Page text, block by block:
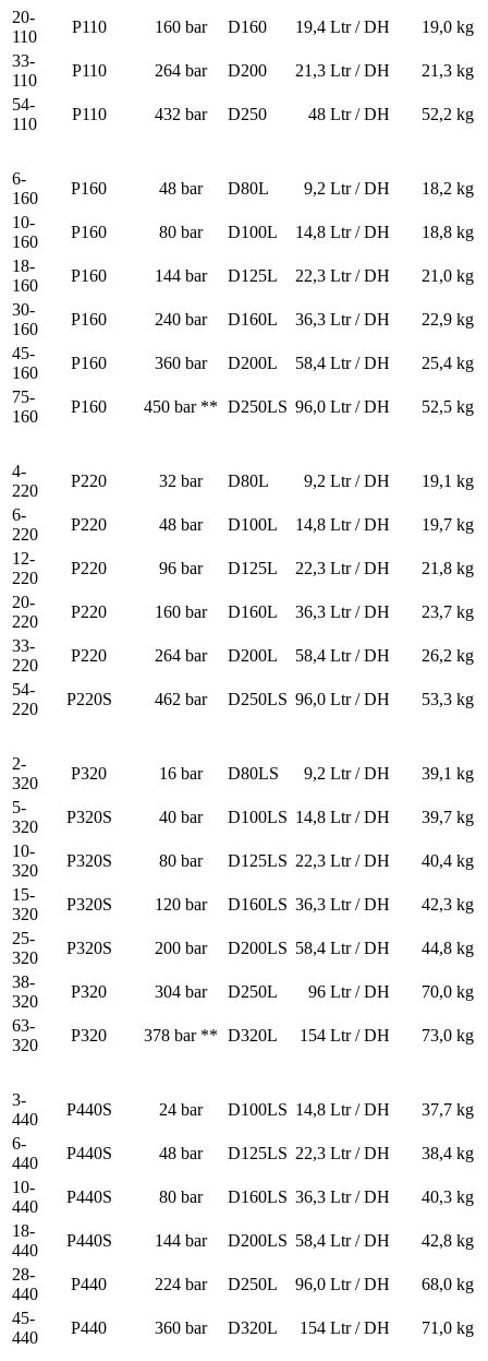
20-
110
P110 160 bar D160 19,4 Ltr / DH
19,0 kg
33-
110
P110 264 bar D200 21,3 Ltr / DH
21,3 kg
54-
110
P110 432 bar D250 48 Ltr / DH 52,2 kg
6-
160
P160 48 bar D80L 9,2 Ltr / DH
18,2 kg
10-
160
P160 80 bar D100L 14,8 Ltr / DH
18,8 kg
18-
160
P160 144 bar D125L 22,3 Ltr / DH
21,0 kg
30-
160
P160 240 bar D160L 36,3 Ltr / DH
22,9 kg
45-
160
P160 360 bar D200L 58,4 Ltr / DH
25,4 kg
75-
160
P160 450 bar ** D250LS 96,0 Ltr / DH 52,5 kg
4-
220
P220 32 bar D80L 9,2 Ltr / DH
19,1 kg
6-
220
P220 48 bar D100L 14,8 Ltr / DH
19,7 kg
12-
220
P220 96 bar D125L 22,3 Ltr / DH
21,8 kg
20-
220
P220 160 bar D160L 36,3 Ltr / DH
23,7 kg
33-
220
P220 264 bar D200L 58,4 Ltr / DH
26,2 kg
54-
220
P220S 462 bar D250LS 96,0 Ltr / DH 53,3 kg
2-
320
P320 16 bar D80LS 9,2 Ltr / DH
39,1 kg
5-
320
P320S 40 bar D100LS 14,8 Ltr / DH
39,7 kg
10-
320
P320S 80 bar D125LS 22,3 Ltr / DH
40,4 kg
15-
320
P320S 120 bar D160LS 36,3 Ltr / DH
42,3 kg
25-
320
P320S 200 bar D200LS 58,4 Ltr / DH
44,8 kg
38-
320
P320 304 bar D250L 96 Ltr / DH
70,0 kg
63-
320
P320 378 bar ** D320L 154 Ltr / DH 73,0 kg
3-
440
P440S 24 bar D100LS 14,8 Ltr / DH
37,7 kg
6-
440
P440S 48 bar D125LS 22,3 Ltr / DH
38,4 kg
10-
440
P440S 80 bar D160LS 36,3 Ltr / DH
40,3 kg
18-
440
P440S 144 bar D200LS 58,4 Ltr / DH
42,8 kg
28-
440
P440 224 bar D250L 96,0 Ltr / DH
68,0 kg
45-
440
P440 360 bar D320L 154 Ltr / DH 71,0 kg